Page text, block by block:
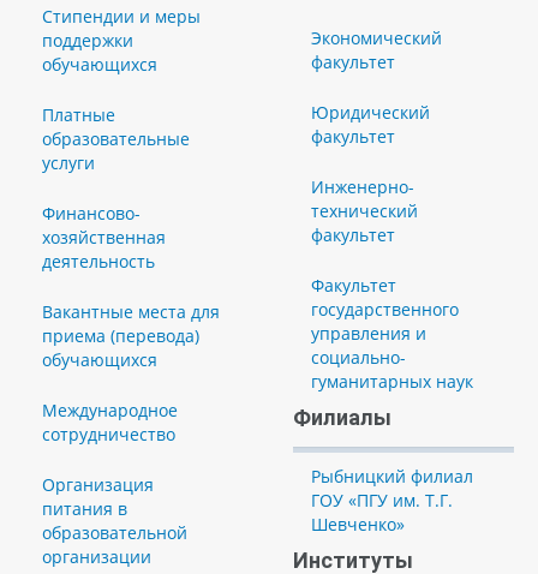
Стипендии и меры
поддержки
обучающихся
Платные
образовательные
услуги
Финансово-
хозяйственная
деятельность
Вакантные места для
приема (перевода)
обучающихся
Международное
сотрудничество
Организация
питания в
образовательной
организации
Экономический
факультет
Юридический
факультет
Инженерно-
технический
факультет
Факультет
государственного
управления и
социально-
гуманитарных наук
Филиалы
Рыбницкий филиал
ГОУ «ПГУ им. Т.Г.
Шевченко»
Институты